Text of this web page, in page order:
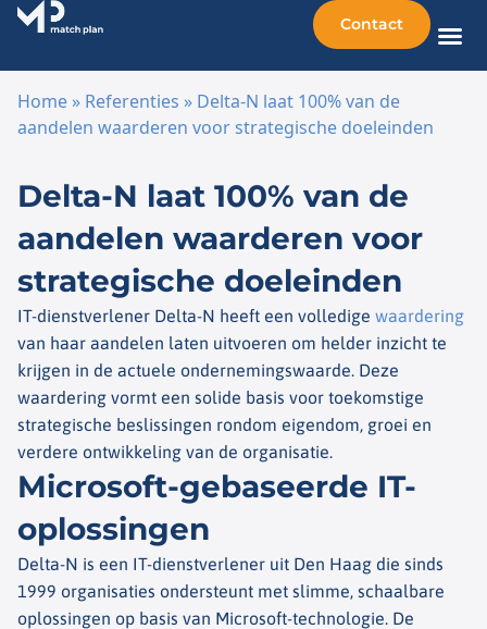
Contact
Home » Referenties » Delta-N laat 100% van de
aandelen waarderen voor strategische doeleinden
Delta-N laat 100% van de
aandelen waarderen voor
strategische doeleinden
IT-dienstverlener Delta-N heeft een volledige waardering
van haar aandelen laten uitvoeren om helder inzicht te
krijgen in de actuele ondernemingswaarde. Deze
waardering vormt een solide basis voor toekomstige
strategische beslissingen rondom eigendom, groei en
verdere ontwikkeling van de organisatie.
Microsoft-gebaseerde IT-
oplossingen
Delta-N is een IT-dienstverlener uit Den Haag die sinds
1999 organisaties ondersteunt met slimme, schaalbare
oplossingen op basis van Microsoft-technologie. De